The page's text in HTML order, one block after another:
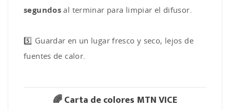
segundos al terminar para limpiar el difusor.
5️⃣ Guardar en un lugar fresco y seco, lejos de
fuentes de calor.
🌈Carta de colores MTN VICE